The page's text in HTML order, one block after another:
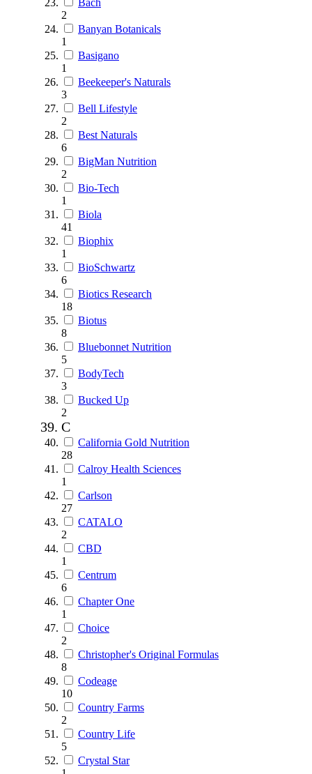
2
Banyan Botanicals
1
Basigano
1
Beekeeper's Naturals
3
Bell Lifestyle
2
Best Naturals
6
BigMan Nutrition
2
Bio-Tech
1
Biola
41
Biophix
1
BioSchwartz
6
Biotics Research
18
Biotus
8
Bluebonnet Nutrition
5
BodyTech
3
Bucked Up
2
C
California Gold Nutrition
28
Calroy Health Sciences
1
Carlson
27
CATALO
2
CBD
1
Centrum
6
Chapter One
1
Choice
2
Christopher's Original Formulas
8
Codeage
10
Country Farms
2
Country Life
5
Crystal Star